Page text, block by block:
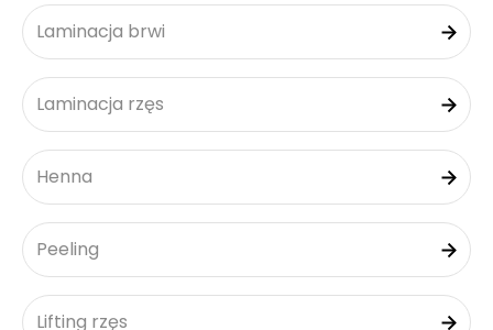
Laminacja brwi
Laminacja rzęs
Henna
Peeling
Lifting rzęs